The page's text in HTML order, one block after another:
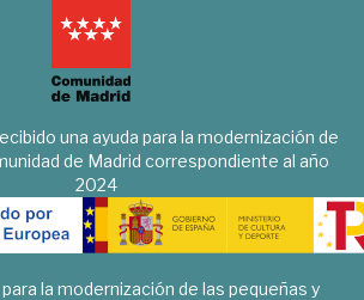
una ayuda para la modernización de
de Madrid correspondiente al año
2024
la modernización de las pequeñas y